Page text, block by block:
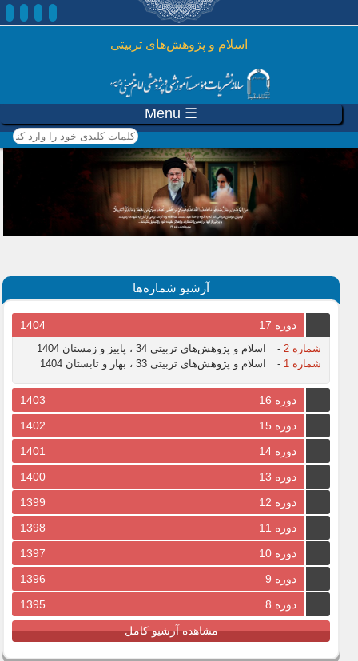
رفتن به محتوای اصلی
اسلام و پژوهش‌های تربیتی
☰ Menu
کلمات کلیدی خود را وارد
کنید
آرشیو شماره‌ها
دوره 17 1404
شماره 2 -
اسلام و پژوهش‌های تربیتی 34 ، پاییز و زمستان 1404
شماره 1
- اسلام و پژوهش‌های تربیتی 33 ، بهار و تابستان 1404
دوره 16
1403
دوره 15
1402
دوره 14
1401
دوره 13
1400
دوره 12
1399
دوره 11
1398
دوره 10
1397
دوره 9
1396
دوره 8
1395
مشاهده آرشیو کامل